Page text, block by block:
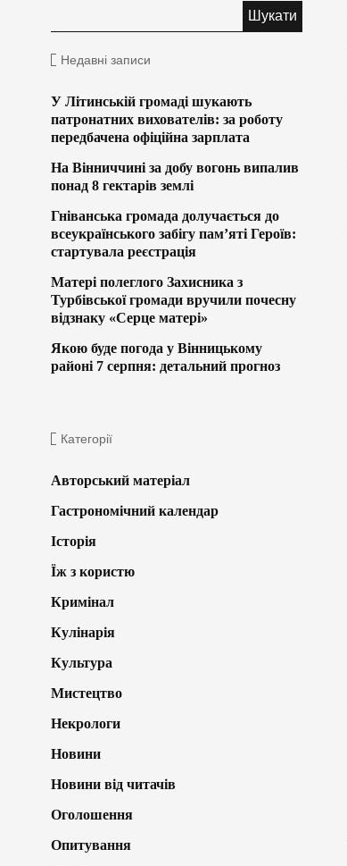
Недавні записи
У Літинській громаді шукають
патронатних вихователів: за роботу
передбачена офіційна зарплата
На Вінниччині за добу вогонь випалив
понад 8 гектарів землі
Гніванська громада долучається до
всеукраїнського забігу пам’яті Героїв:
стартувала реєстрація
Матері полеглого Захисника з
Турбівської громади вручили почесну
відзнаку «Серце матері»
Якою буде погода у Вінницькому
районі 7 серпня: детальний прогноз
Категорії
Авторський матеріал
Гастрономічний календар
Історія
Їж з користю
Кримінал
Кулінарія
Культура
Мистецтво
Некрологи
Новини
Новини від читачів
Оголошення
Опитування